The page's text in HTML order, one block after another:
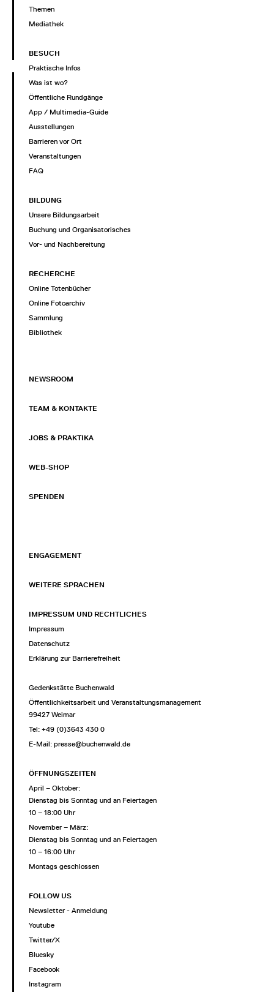
Themen
Mediathek
BESUCH
Praktische Infos
Was ist wo?
Öffentliche Rundgänge
App / Multimedia-Guide
Ausstellungen
Barrieren vor Ort
Veranstaltungen
FAQ
BILDUNG
Unsere Bildungsarbeit
Buchung und Organisatorisches
Vor- und Nachbereitung
RECHERCHE
Online Totenbücher
Online Fotoarchiv
Sammlung
Bibliothek
NEWSROOM
TEAM & KONTAKTE
JOBS & PRAKTIKA
WEB-SHOP
SPENDEN
ENGAGEMENT
WEITERE SPRACHEN
IMPRESSUM UND RECHTLICHES
Impressum
Datenschutz
Erklärung zur Barrierefreiheit
Gedenkstätte Buchenwald
Öffentlichkeitsarbeit und Veranstaltungsmanagement
99427 Weimar
Tel: +49 (0)3643 430 0
E-Mail: presse@buchenwald.de
ÖFFNUNGSZEITEN
April – Oktober:
Dienstag bis Sonntag und an Feiertagen
10 – 18:00 Uhr
November – März:
Dienstag bis Sonntag und an Feiertagen
10 – 16:00 Uhr
Montags geschlossen
FOLLOW US
Newsletter - Anmeldung
Youtube
Twitter/X
Bluesky
Facebook
Instagram